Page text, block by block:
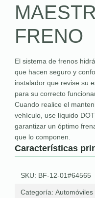
FRENO
El sistema de frenos
que hacen seguro y
instalador que revise su
para su correcto
Cuando realice el
vehículo, use líquido
garantizar un óptimo
que lo componen.
Características
SKU: BF-12-01#64565
Categoría: Automóviles